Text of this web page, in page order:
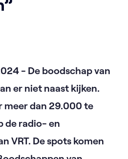
- De boodschap van
er niet naast kijken.
meer dan 29.000 te
de radio- en
VRT. De spots komen